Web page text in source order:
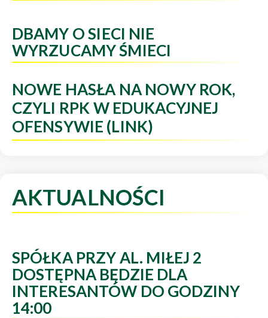
DBAMY O SIECI NIE
WYRZUCAMY ŚMIECI
NOWE HASŁA NA NOWY ROK,
CZYLI RPK W EDUKACYJNEJ
OFENSYWIE (LINK)
AKTUALNOŚCI
SPÓŁKA PRZY AL. MIŁEJ 2
DOSTĘPNA BĘDZIE DLA
INTERESANTÓW DO GODZINY
14:00